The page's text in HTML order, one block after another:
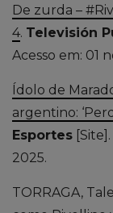
De zurda –
4. Televisión
Acesso em: 01
Ídolo de
argentino:
Esportes
2025.
TORRAGA,